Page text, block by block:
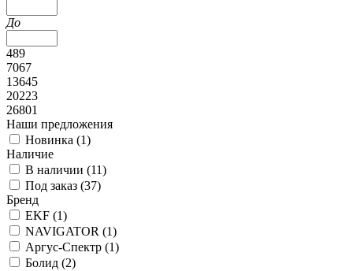
До
489
7067
13645
20223
26801
Наши предложения
Новинка (1)
Наличие
В наличии (11)
Под заказ (37)
Бренд
EKF (1)
NAVIGATOR (1)
Аргус-Спектр (1)
Болид (2)